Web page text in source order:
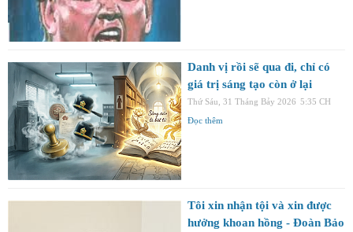
Danh vị rồi sẽ qua đi, chỉ có
giá trị sáng tạo còn ở lại
Thứ Sáu, 31 Tháng Bảy 2026 5:35 CH
Đọc thêm
Tôi xin nhận tội và xin được
hưởng khoan hồng - Đoàn Bảo